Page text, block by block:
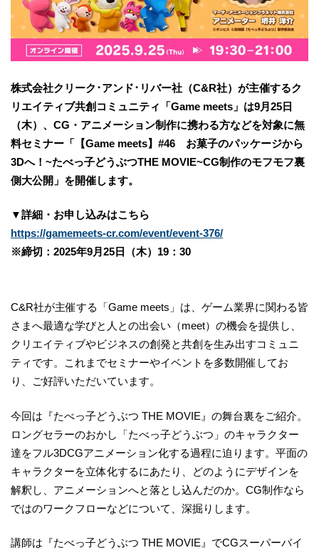
株式会社クリーク･アンド･リバー社（C&R社）が主催するク
リエイティブ共創コミュニティ「Game meets」は9月25日
（木）、CG・アニメーション制作に携わる方などを対象に無
料セミナー「【Game meets】#46 お菓子のパッケージから
3Dへ！~たべっ子どうぶつTHE MOVIE~CG制作のモフモフ裏
側大公開」を開催します。
▼詳細・お申し込みはこちら
https://gamemeets-cr.com/event/event-376/
※締切：2025年9月25日（木）19：30
C&R社が主催する「Game meets」は、ゲーム業界に関わる皆
さまへ最適な学びと人との出会い（meet）の機会を提供し、
クリエイティブやビジネスの創発と共創を生み出すコミュニ
ティです。これまでセミナーやイベントを多数開催してお
り、ご好評いただいています。
今回は『たべっ子どうぶつ THE MOVIE』の舞台裏をご紹介。
ロングセラーのおかし「たべっ子どうぶつ」のキャラクター
達をフル3DCGアニメーション化する過程に迫ります。平面の
キャラクターを立体化するにあたり、どのようにデザインを
解釈し、アニメーションへと落とし込んだのか。CG制作なら
ではのワークフローなどについて、深掘りします。
講師は『たべっ子どうぶつ THE MOVIE』でCGスーパーバイ